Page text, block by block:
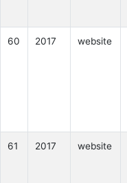
60 2017 website
61 2017 website